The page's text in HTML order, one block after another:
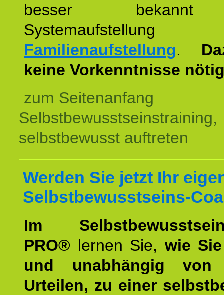
besser
Familienaufstellung.
keine Vorkenntnisse
zum Seitenanfang
Selbstbewusstseinstraining,
selbstbewusst auftreten
Werden Sie jetzt Ihr
Selbstbewusstseins-
Im
PRO® lernen Sie, wie
und unabhängig von
Urteilen, zu einer